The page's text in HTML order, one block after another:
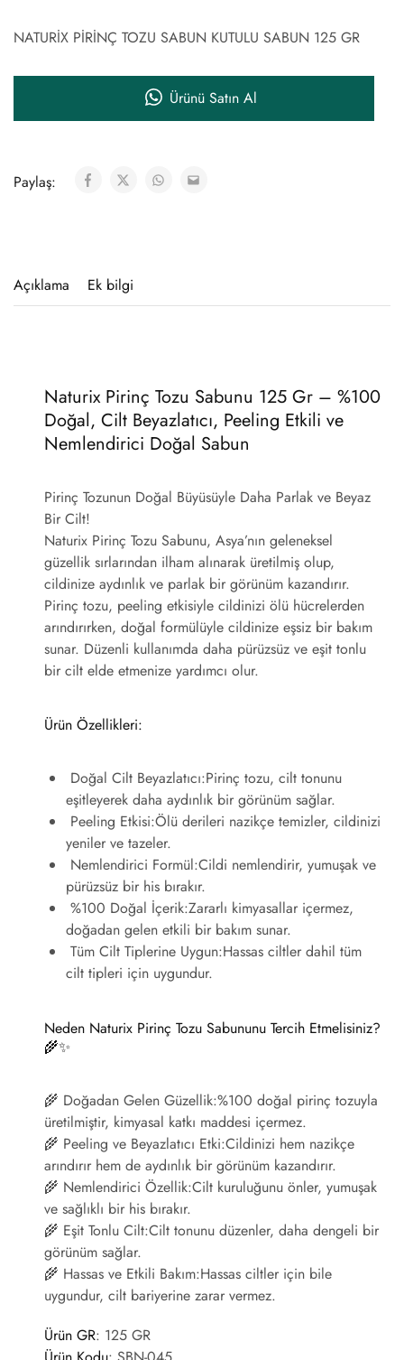
NATURİX PİRİNÇ TOZU SABUN KUTULU SABUN 125 GR
Ürünü Satın Al
Paylaş:
Açıklama Ek bilgi
Naturix Pirinç Tozu Sabunu 125 Gr – %100
Doğal, Cilt Beyazlatıcı, Peeling Etkili ve
Nemlendirici Doğal Sabun
Pirinç Tozunun Doğal Büyüsüyle Daha Parlak ve Beyaz
Bir Cilt!
Naturix Pirinç Tozu Sabunu, Asya’nın geleneksel
güzellik sırlarından ilham alınarak üretilmiş olup,
cildinize aydınlık ve parlak bir görünüm kazandırır.
Pirinç tozu, peeling etkisiyle cildinizi ölü hücrelerden
arındırırken, doğal formülüyle cildinize eşsiz bir bakım
sunar. Düzenli kullanımda daha pürüzsüz ve eşit tonlu
bir cilt elde etmenize yardımcı olur.
Ürün Özellikleri:
Doğal Cilt Beyazlatıcı:Pirinç tozu, cilt tonunu
eşitleyerek daha aydınlık bir görünüm sağlar.
Peeling Etkisi:Ölü derileri nazikçe temizler, cildinizi
yeniler ve tazeler.
Nemlendirici Formül:Cildi nemlendirir, yumuşak ve
pürüzsüz bir his bırakır.
%100 Doğal İçerik:Zararlı kimyasallar içermez,
doğadan gelen etkili bir bakım sunar.
Tüm Cilt Tiplerine Uygun:Hassas ciltler dahil tüm
cilt tipleri için uygundur.
Neden Naturix Pirinç Tozu Sabununu Tercih Etmelisiniz?
🌾✨
🌾 Doğadan Gelen Güzellik:%100 doğal pirinç tozuyla
üretilmiştir, kimyasal katkı maddesi içermez.
🌾 Peeling ve Beyazlatıcı Etki:Cildinizi hem nazikçe
arındırır hem de aydınlık bir görünüm kazandırır.
🌾 Nemlendirici Özellik:Cilt kuruluğunu önler, yumuşak
ve sağlıklı bir his bırakır.
🌾 Eşit Tonlu Cilt:Cilt tonunu düzenler, daha dengeli bir
görünüm sağlar.
🌾 Hassas ve Etkili Bakım:Hassas ciltler için bile
uygundur, cilt bariyerine zarar vermez.
Ürün GR: 125 GR